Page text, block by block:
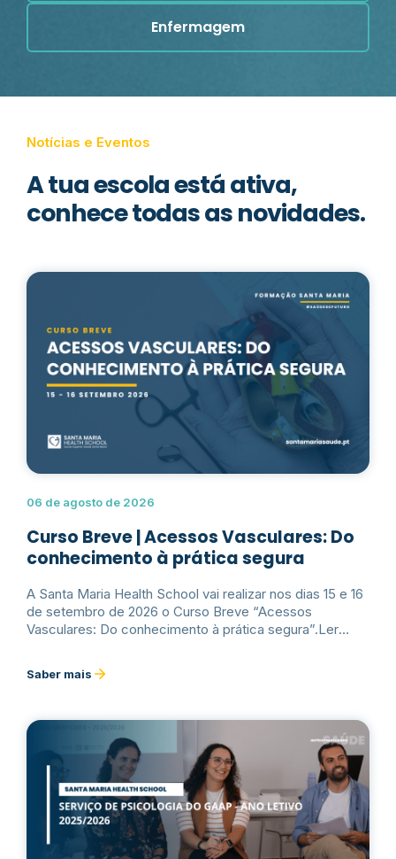
Enfermagem
Notícias e Eventos
A tua escola está ativa,
conhece todas as novidades.
06 de agosto de 2026
Curso Breve | Acessos Vasculares: Do
conhecimento à prática segura
A Santa Maria Health School vai realizar nos dias 15 e 16
de setembro de 2026 o Curso Breve “Acessos
Vasculares: Do conhecimento à prática segura”.Ler
Saber mais